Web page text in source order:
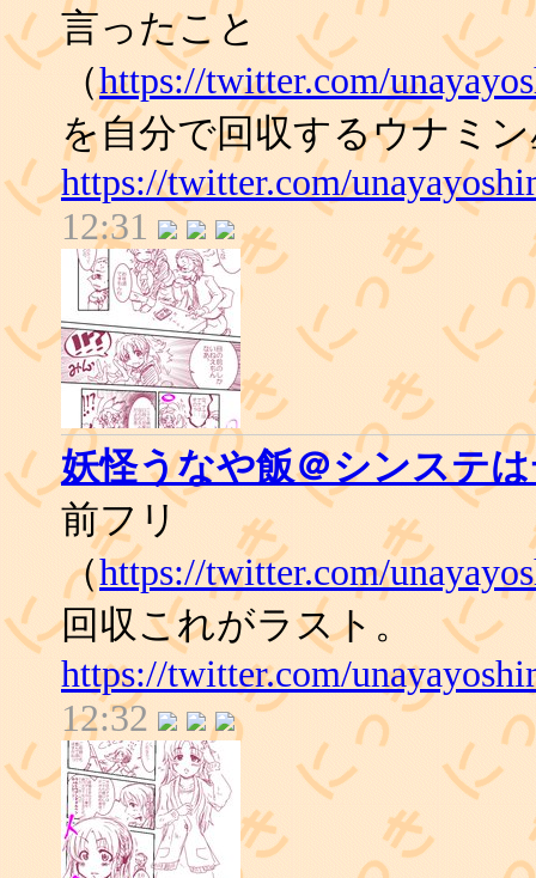
言ったこと
（https://twitter.com/
を自分で回収するウナミ
https://twitter.com/
12:31
妖怪うなや飯＠シンステは
前フリ
（https://twitter.com/
回収これがラスト。
https://twitter.com/
12:32